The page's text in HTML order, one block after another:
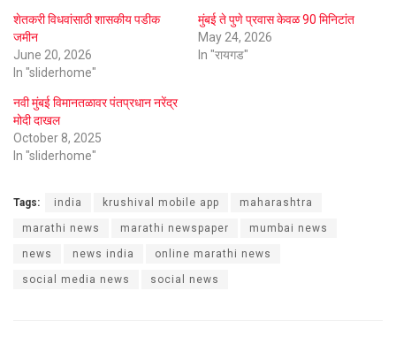
शेतकरी विधवांसाठी शासकीय पडीक
जमीन
June 20, 2026
In "sliderhome"
मुंबई ते पुणे प्रवास केवळ 90 मिनिटांत
May 24, 2026
In "रायगड"
नवी मुंबई विमानतळावर पंतप्रधान नरेंद्र
मोदी दाखल
October 8, 2025
In "sliderhome"
Tags: india krushival mobile app maharashtra
marathi news marathi newspaper mumbai news
news news india online marathi news
social media news social news